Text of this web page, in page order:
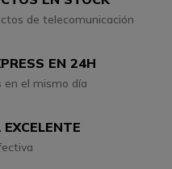
de telecomunicación
EN 24H
en el mismo día